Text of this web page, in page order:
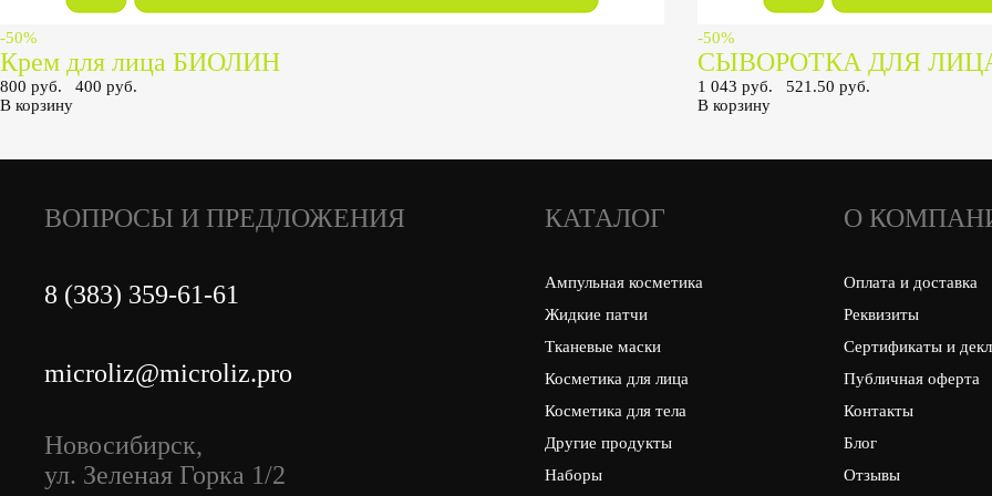
-50%
Крем для лица БИОЛИН
800 руб.
400 руб.
В корзину
-50%
СЫВОРОТКА ДЛЯ ЛИЦА
1 043 руб.
521.50 руб.
В корзину
ВОПРОСЫ И ПРЕДЛОЖЕНИЯ
8 (383) 359-61-61
microliz@microliz.pro
Новосибирск,
ул. Зеленая Горка 1/2
КАТАЛОГ
Ампульная косметика
Жидкие патчи
Тканевые маски
Косметика для лица
Косметика для тела
Другие продукты
Наборы
О
Оплата и доставка
Реквизиты
Сертификаты и
Публичная оферта
Контакты
Блог
Отзывы